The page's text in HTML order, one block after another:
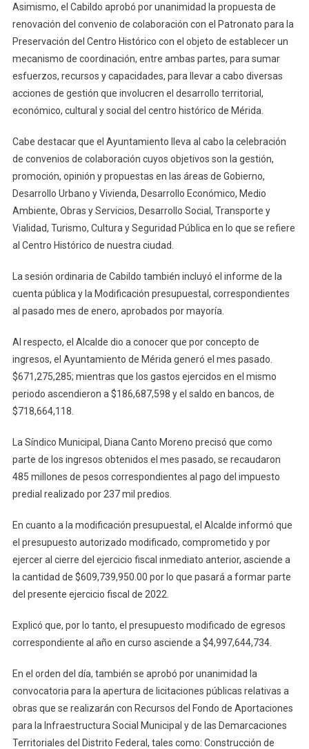
Asimismo, el Cabildo aprobó por unanimidad la propuesta de
renovación del convenio de colaboración con el Patronato para la
Preservación del Centro Histórico con el objeto de establecer un
mecanismo de coordinación, entre ambas partes, para sumar
esfuerzos, recursos y capacidades, para llevar a cabo diversas
acciones de gestión que involucren el desarrollo territorial,
económico, cultural y social del centro histórico de Mérida.
Cabe destacar que el Ayuntamiento lleva al cabo la celebración
de convenios de colaboración cuyos objetivos son la gestión,
promoción, opinión y propuestas en las áreas de Gobierno,
Desarrollo Urbano y Vivienda, Desarrollo Económico, Medio
Ambiente, Obras y Servicios, Desarrollo Social, Transporte y
Vialidad, Turismo, Cultura y Seguridad Pública en lo que se refiere
al Centro Histórico de nuestra ciudad.
La sesión ordinaria de Cabildo también incluyó el informe de la
cuenta pública y la Modificación presupuestal, correspondientes
al pasado mes de enero, aprobados por mayoría.
Al respecto, el Alcalde dio a conocer que por concepto de
ingresos, el Ayuntamiento de Mérida generó el mes pasado.
$671,275,285; mientras que los gastos ejercidos en el mismo
periodo ascendieron a $186,687,598 y el saldo en bancos, de
$718,664,118.
La Síndico Municipal, Diana Canto Moreno precisó que como
parte de los ingresos obtenidos el mes pasado, se recaudaron
485 millones de pesos correspondientes al pago del impuesto
predial realizado por 237 mil predios.
En cuanto a la modificación presupuestal, el Alcalde informó que
el presupuesto autorizado modificado, comprometido y por
ejercer al cierre del ejercicio fiscal inmediato anterior, asciende a
la cantidad de $609,739,950.00 por lo que pasará a formar parte
del presente ejercicio fiscal de 2022.
Explicó que, por lo tanto, el presupuesto modificado de egresos
correspondiente al año en curso asciende a $4,997,644,734.
En el orden del día, también se aprobó por unanimidad la
convocatoria para la apertura de licitaciones públicas relativas a
obras que se realizarán con Recursos del Fondo de Aportaciones
para la Infraestructura Social Municipal y de las Demarcaciones
Territoriales del Distrito Federal, tales como: Construcción de